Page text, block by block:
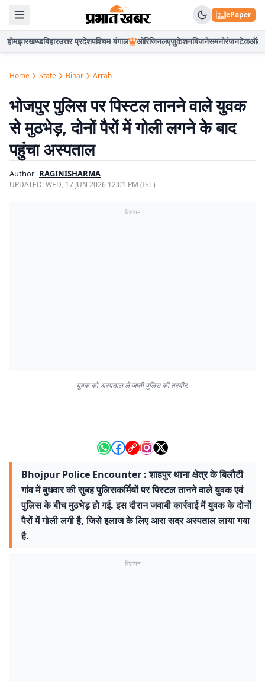
ePaper
होमझारखण्डबिहारउत्तर प्रदेशपश्चिम बंगाल ओरिजिनलएजुकेशनबिजनेसमनोरंजनटेकऑटो
Home State Bihar Arrah
भोजपुर पुलिस पर पिस्टल तानने वाले युवक
से मुठभेड़, दोनों पैरों में गोली लगने के बाद
पहुंचा अस्पताल
Author RAGINISHARMA
UPDATED:WED, 17 JUN 2026 12:01 PM (IST)
विज्ञापन
युवक को अस्पताल ले जाती पुलिस की तस्वीर.
Bhojpur Police Encounter : शाहपुर थाना क्षेत्र के बिलौटी
गांव में बुधवार की सुबह पुलिसकर्मियों पर पिस्टल तानने वाले युवक एवं
पुलिस के बीच मुठभेड़ हो गई. इस दौरान जवाबी कार्रवाई में युवक के दोनों
पैरों में गोली लगी है, जिसे इलाज के लिए आरा सदर अस्पताल लाया गया
है.
विज्ञापन